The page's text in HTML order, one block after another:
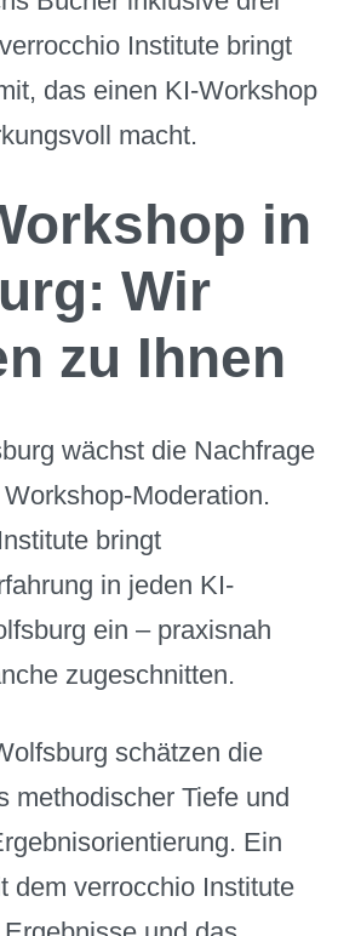
Institute bringt
das einen KI-Workshop
macht.
in
Wir
zu Ihnen
wächst die Nachfrage
Moderation.
bringt
in jeden KI-
ein – praxisnah
zugeschnitten.
schätzen die
methodischer Tiefe und
Ein
dem verrocchio Institute